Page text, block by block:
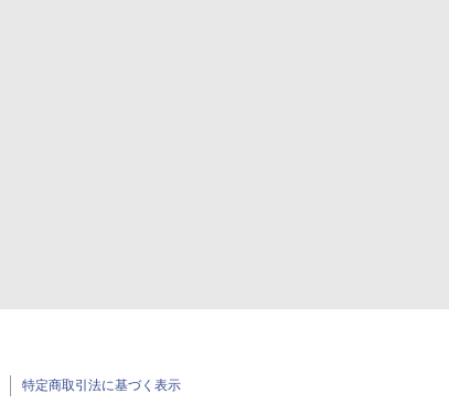
特定商取引法に基づく表示